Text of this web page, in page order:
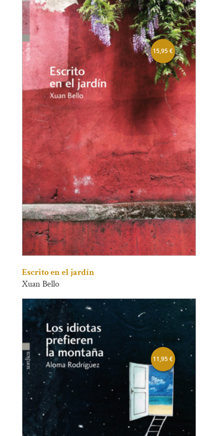
Escrito en el jardín
Xuan Bello
15,95€
11,95€